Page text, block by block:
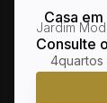
Casa
Consulte
Jardim
4